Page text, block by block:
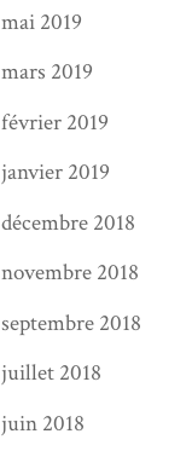
mai 2019
mars 2019
février 2019
janvier 2019
décembre 2018
novembre 2018
septembre 2018
juillet 2018
juin 2018